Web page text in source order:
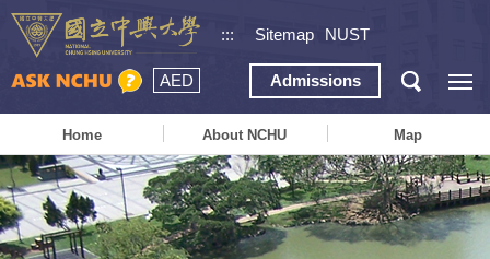
::: Sitemap NUST
AED Admissions
Home About NCHU Map